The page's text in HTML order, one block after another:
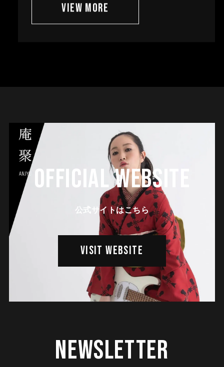
VIEW MORE
OFFICIAL WEBSITE
公式サイトはこちら
VISIT WEBSITE
Newsletter